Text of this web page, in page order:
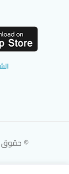
© حقوق النشر